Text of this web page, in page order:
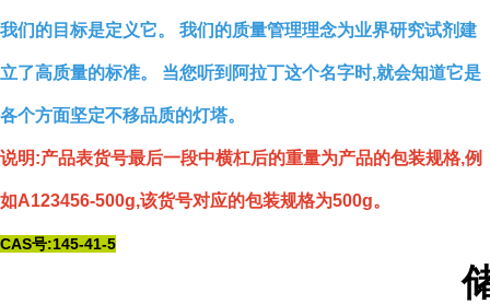
我们的目标是定义它。 我们的质量管理理念为业界研究试剂建
立了高质量的标准。 当您听到阿拉丁这个名字时,就会知道它是
各个方面坚定不移品质的灯塔。
说明:产品表货号最后一段中横杠后的重量为产品的包装规格,例
如A123456-500g,该货号对应的包装规格为500g。
CAS号:145-41-5